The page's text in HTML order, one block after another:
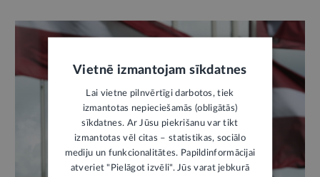
Vietnē izmantojam sīkdatnes
Lai vietne pilnvērtīgi darbotos, tiek
izmantotas nepieciešamās (obligātās)
sīkdatnes. Ar Jūsu piekrišanu var tikt
izmantotas vēl citas – statistikas, sociālo
mediju un funkcionalitātes. Papildinformācijai
atveriet "Pielāgot izvēli". Jūs varat jebkurā